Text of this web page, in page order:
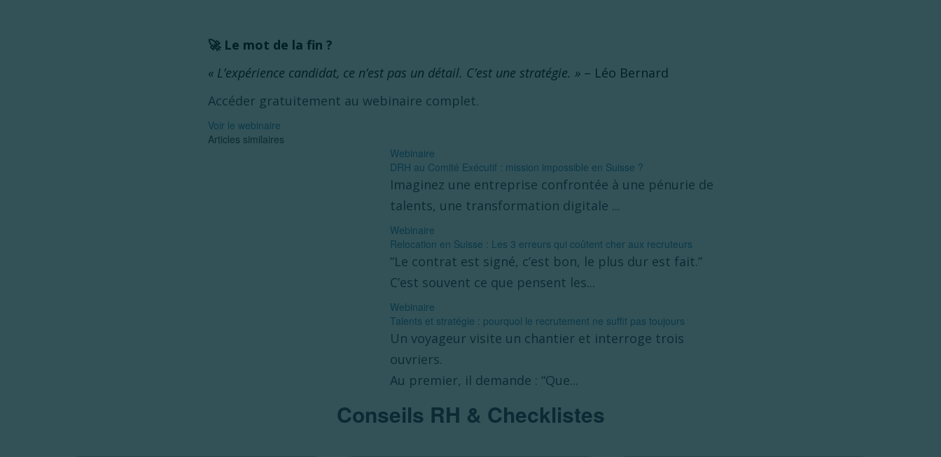
🚀Le mot de la fin ?
« L’expérience candidat, ce n’est pas un détail. C’est une stratégie. » – Léo Bernard
Accéder gratuitement au webinaire complet.
Voir le webinaire
Articles similaires
Webinaire
DRH au Comité Exécutif : mission impossible en Suisse ?
Imaginez une entreprise confrontée à une pénurie de
talents, une transformation digitale ...
Webinaire
Relocation en Suisse : Les 3 erreurs qui coûtent cher aux recruteurs
“Le contrat est signé, c’est bon, le plus dur est fait.”
C’est souvent ce que pensent les...
Webinaire
Talents et stratégie : pourquoi le recrutement ne suffit pas toujours
Un voyageur visite un chantier et interroge trois
ouvriers.
Au premier, il demande : “Que...
Conseils RH & Checklistes